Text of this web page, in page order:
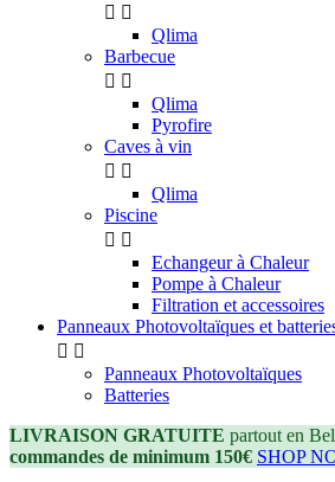
 
Qlima
Barbecue
 
Qlima
Pyrofire
Caves à vin
 
Qlima
Piscine
 
Echangeur à Chaleur
Pompe à Chaleur
Filtration et accessoires
Panneaux Photovoltaïques et
 
Panneaux Photovoltaïques
Batteries
LIVRAISON GRATUITE partout en
commandes de minimum 150€ SHOP